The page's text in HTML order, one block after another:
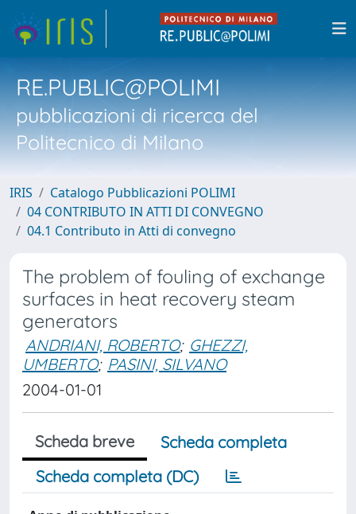
RE.PUBLIC@POLIMI
pubblicazioni di ricerca del
Politecnico di Milano
IRIS
Catalogo Pubblicazioni POLIMI
04 CONTRIBUTO IN ATTI DI CONVEGNO
04.1 Contributo in Atti di convegno
The problem of fouling of exchange
surfaces in heat recovery steam
generators
ANDRIANI, ROBERTO; GHEZZI,
UMBERTO; PASINI, SILVANO
2004-01-01
Scheda breve
Scheda completa
Scheda completa (DC)